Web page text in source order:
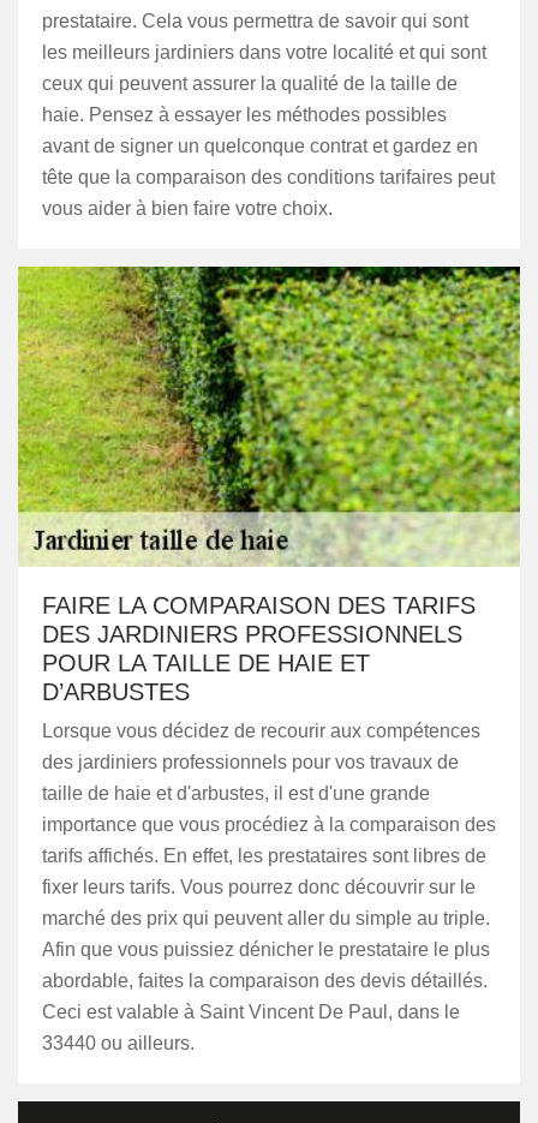
prestataire. Cela vous permettra de savoir qui sont
les meilleurs jardiniers dans votre localité et qui sont
ceux qui peuvent assurer la qualité de la taille de
haie. Pensez à essayer les méthodes possibles
avant de signer un quelconque contrat et gardez en
tête que la comparaison des conditions tarifaires peut
vous aider à bien faire votre choix.
FAIRE LA COMPARAISON DES TARIFS
DES JARDINIERS PROFESSIONNELS
POUR LA TAILLE DE HAIE ET
D’ARBUSTES
Lorsque vous décidez de recourir aux compétences
des jardiniers professionnels pour vos travaux de
taille de haie et d'arbustes, il est d'une grande
importance que vous procédiez à la comparaison des
tarifs affichés. En effet, les prestataires sont libres de
fixer leurs tarifs. Vous pourrez donc découvrir sur le
marché des prix qui peuvent aller du simple au triple.
Afin que vous puissiez dénicher le prestataire le plus
abordable, faites la comparaison des devis détaillés.
Ceci est valable à Saint Vincent De Paul, dans le
33440 ou ailleurs.